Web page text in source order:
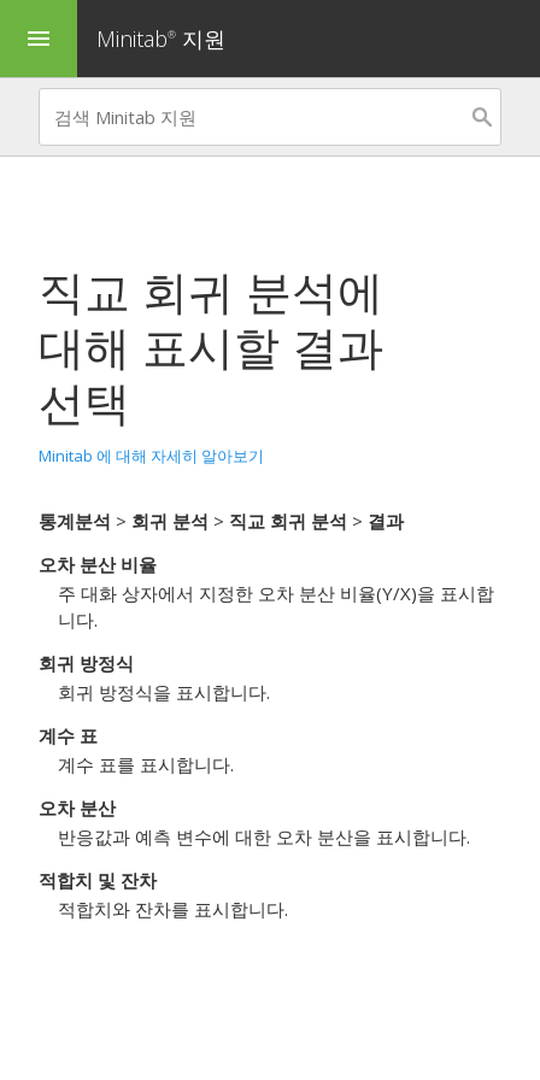
menu Minitab® 지원
직교 회귀 분석에
대해 표시할 결과
선택
Minitab 에 대해 자세히 알아보기
통계분석 > 회귀 분석 > 직교 회귀 분석 > 결과
오차 분산 비율
주 대화 상자에서 지정한 오차 분산 비율(Y/X)을 표시합
니다.
회귀 방정식
회귀 방정식을 표시합니다.
계수 표
계수 표를 표시합니다.
오차 분산
반응값과 예측 변수에 대한 오차 분산을 표시합니다.
적합치 및 잔차
적합치와 잔차를 표시합니다.